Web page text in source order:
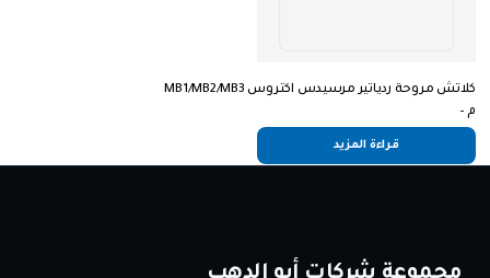
كلاتش مروحة ردياتير مرسيدس اكتروس MB1/MB2/MB3
م –
0002008122/0002003522/0002003323/0002003023/FM103
قراءة المزيد